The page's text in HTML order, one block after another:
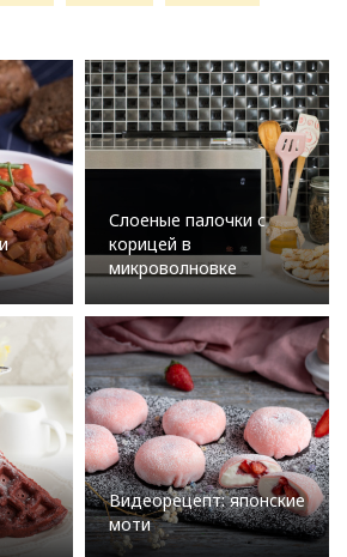
Слоеные палочки с
корицей в
микроволновке
Видеорецепт: японские
моти